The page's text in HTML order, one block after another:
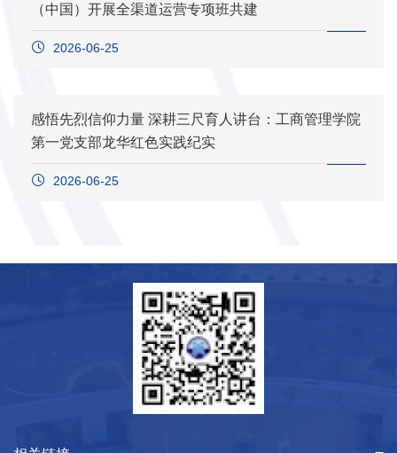
（中国）开展全渠道运营专项班共建
2026-06-25
感悟先烈信仰力量 深耕三尺育人讲台：工商管理学院
第一党支部龙华红色实践纪实
2026-06-25